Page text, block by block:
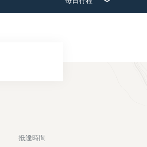
抵達時間